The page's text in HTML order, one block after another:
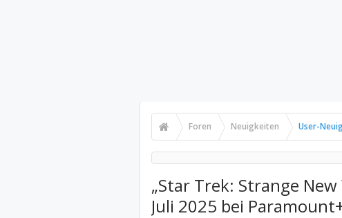
Foren Neuigkeiten User-
„Star Trek: Strange
Juli 2025 bei